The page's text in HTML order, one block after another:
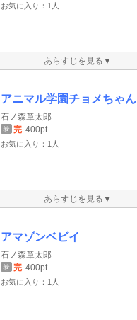
お気に入り：1人
あらすじを見る▼
アニマル学園チョメちゃん
石ノ森章太郎
巻 完 400pt
お気に入り：1人
あらすじを見る▼
アマゾンベビイ
石ノ森章太郎
巻 完 400pt
お気に入り：1人